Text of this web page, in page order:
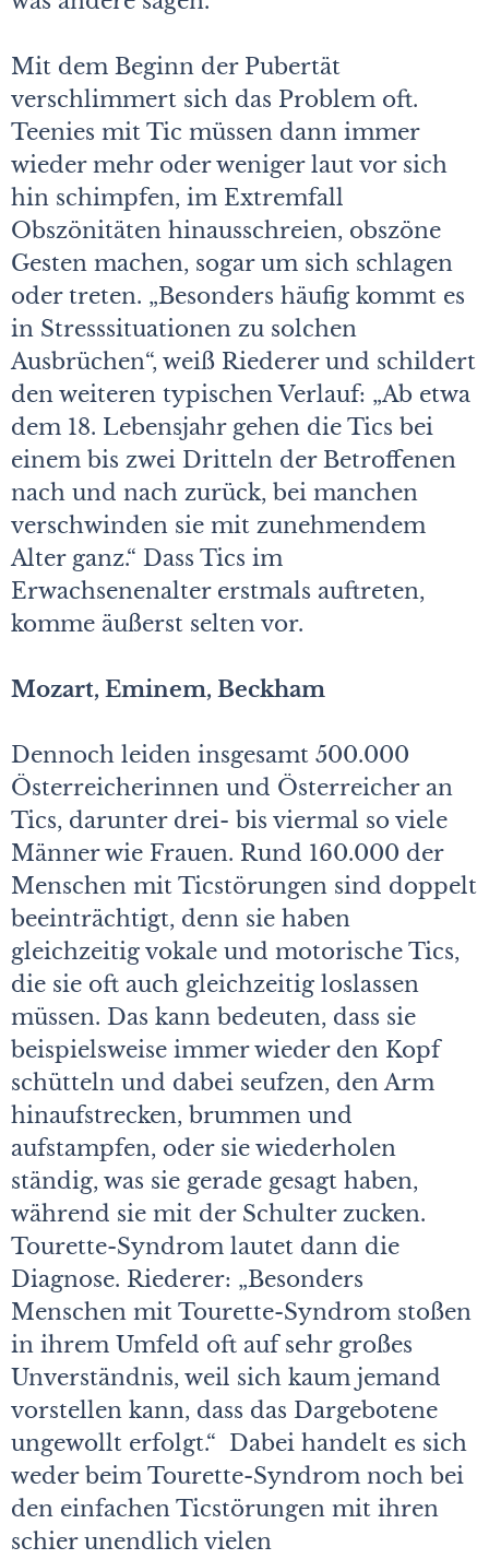
Mit dem Beginn der Pubertät
verschlimmert sich das Problem oft.
Teenies mit Tic müssen dann immer
wieder mehr oder weniger laut vor sich
hin schimpfen, im Extremfall
Obszönitäten hinausschreien, obszöne
Gesten machen, sogar um sich schlagen
oder treten. „Besonders häufig kommt es
in Stresssituationen zu solchen
Ausbrüchen“, weiß Riederer und schildert
den weiteren typischen Verlauf: „Ab etwa
dem 18. Lebensjahr gehen die Tics bei
einem bis zwei Dritteln der Betroffenen
nach und nach zurück, bei manchen
verschwinden sie mit zunehmendem
Alter ganz.“ Dass Tics im
Erwachsenenalter erstmals auftreten,
komme äußerst selten vor.
Mozart, Eminem, Beckham
Dennoch leiden insgesamt 500.000
Österreicherinnen und Österreicher an
Tics, darunter drei- bis viermal so viele
Männer wie Frauen. Rund 160.000 der
Menschen mit Ticstörungen sind doppelt
beeinträchtigt, denn sie haben
gleichzeitig vokale und motorische Tics,
die sie oft auch gleichzeitig loslassen
müssen. Das kann bedeuten, dass sie
beispielsweise immer wieder den Kopf
schütteln und dabei seufzen, den Arm
hinaufstrecken, brummen und
aufstampfen, oder sie wiederholen
ständig, was sie gerade gesagt haben,
während sie mit der Schulter zucken.
Tourette-Syndrom lautet dann die
Diagnose. Riederer: „Besonders
Menschen mit Tourette-Syndrom stoßen
in ihrem Umfeld oft auf sehr großes
Unverständnis, weil sich kaum jemand
vorstellen kann, dass das Dargebotene
ungewollt erfolgt.“ Dabei handelt es sich
weder beim Tourette-Syndrom noch bei
den einfachen Ticstörungen mit ihren
schier unendlich vielen